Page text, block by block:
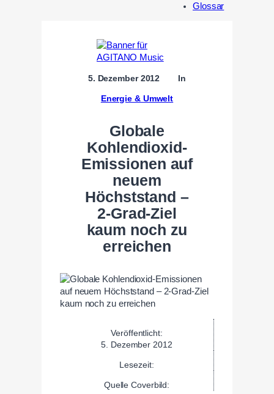
Glossar
5. Dezember 2012 In
Energie & Umwelt
Globale
Kohlendioxid-
Emissionen auf
neuem
Höchststand –
2-Grad-Ziel
kaum noch zu
erreichen
Veröffentlicht:
5. Dezember 2012
Lesezeit:
Quelle Coverbild: